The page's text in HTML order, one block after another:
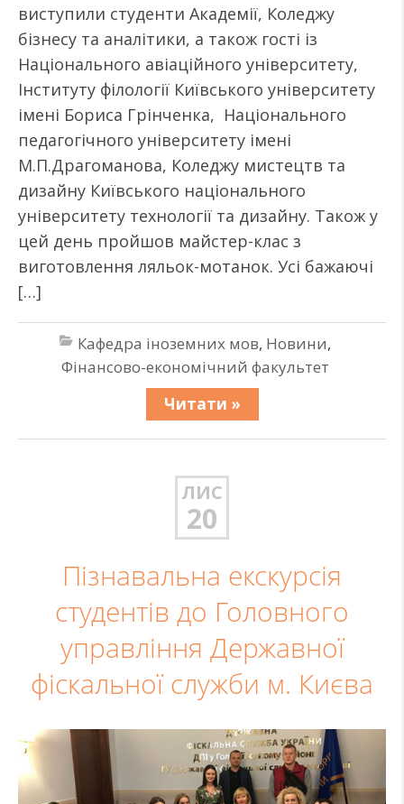
виступили студенти Академії, Коледжу
бізнесу та аналітики, а також гості із
Національного авіаційного університету,
Інституту філології Київського університету
імені Бориса Грінченка, Національного
педагогічного університету імені
М.П.Драгоманова, Коледжу мистецтв та
дизайну Київського національного
університету технології та дизайну. Також у
цей день пройшов майстер-клас з
виготовлення ляльок-мотанок. Усі бажаючі
[…]
Кафедра іноземних мов, Новини,
Фінансово-економічний факультет
Читати »
ЛИС
20
Пізнавальна екскурсія
студентів до Головного
управління Державної
фіскальної служби м. Києва